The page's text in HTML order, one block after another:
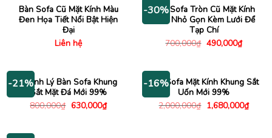
Bàn Sofa Cũ Mặt Kính Màu
Đen Họa Tiết Nổi Bật Hiện
Đại
Liên hệ
-30%
Bàn Sofa Tròn Cũ Mặt Kính
Đen Nhỏ Gọn Kèm Lưới Để
Tạp Chí
700,000₫ Giá
490,000₫Giá
hiện
-21%
Thanh Lý Bàn Sofa Khung
Sắt Mặt Đá Mới 99%
800,000₫ Giá
630,000₫Giá
hiện
-16%
Bàn Sofa Mặt Kính Khung Sắt
Uốn Mới 99%
2,000,000₫ Giá
gốc
1,680,000₫Giá
hiện